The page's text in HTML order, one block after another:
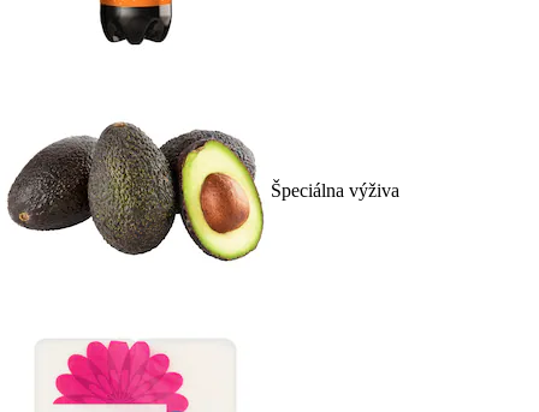
Špeciálna výživa